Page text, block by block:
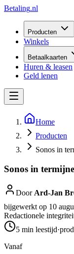
Betaling.nl
Producten
Winkels
Betaalkaarten
Huren & leasen
Geld lenen
Home
Producten
Sonos in
Sonos in
DoorArd-Jan
bijgewerkt op 10
Redactionele
5 min leestijd·
Vanaf